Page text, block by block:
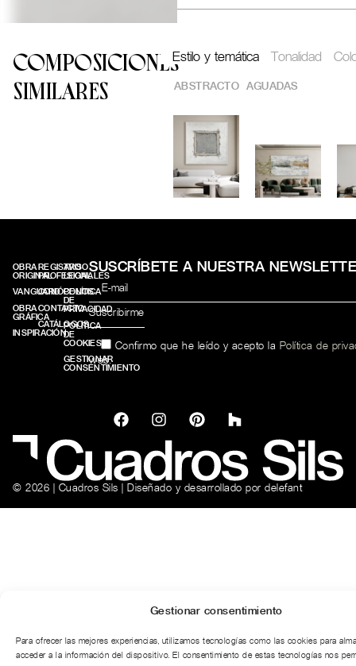
Gestionar consentimiento
Para ofrecer las mejores experiencias, utilizamos tecnologías como las cookies para
acceder a la información del dispositivo. El consentimiento de estas tecnologías nos
COMPOSICIONES
SIMILARES
Estilo y temática Tonalidad
ABSTRACTO AGUADAS
OBRA
ORIGINAL
VANGUARD
OBRA
GRÁFICA
INSPIRACIÓN
REGISTRO
PROFESIONALES
CONÓCENOS
CONTACTO
CATÁLOGOS
AVISO
LEGAL
POLÍTICA
DE
PRIVACIDAD
POLÍTICA
DE
COOKIES
GESTIONAR
CONSENTIMIENTO
SUSCRÍBETE A NUESTRA
Confirmo que he leído y acepto la Política de
web.
© 2026 | Cuadros Sils | Diseñado y desarrollado por delefant